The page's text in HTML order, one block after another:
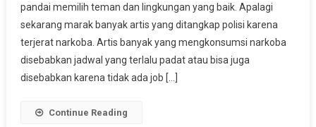
Agar
Anak
Tak
Terjerat
Narkoba
pandai memilih teman dan lingkungan yang baik. Apalagi
sekarang marak banyak artis yang ditangkap polisi karena
terjerat narkoba. Artis banyak yang mengkonsumsi narkoba
disebabkan jadwal yang terlalu padat atau bisa juga
disebabkan karena tidak ada job […]
Continue Reading